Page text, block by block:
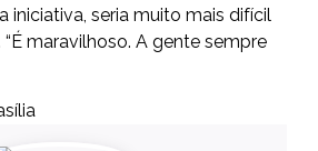
iniciativa, seria muito mais difícil
maravilhoso. A gente sempre